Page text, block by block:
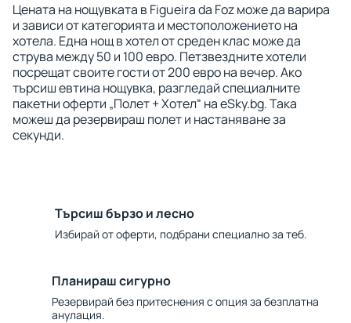
Цената на нощувката в Figueira da Foz може да варира
и зависи от категорията и местоположението на
хотела. Една нощ в хотел от среден клас може да
струва между 50 и 100 евро. Петзвездните хотели
посрещат своите гости от 200 евро на вечер. Ако
търсиш евтина нощувка, разгледай специалните
пакетни оферти „Полет + Хотел“ на eSky.bg. Така
можеш да резервираш полет и настаняване за
секунди.
Търсиш бързо и лесно
Избирай от оферти, подбрани специално за теб.
Планираш сигурно
Резервирай без притеснения с опция за безплатна
анулация.